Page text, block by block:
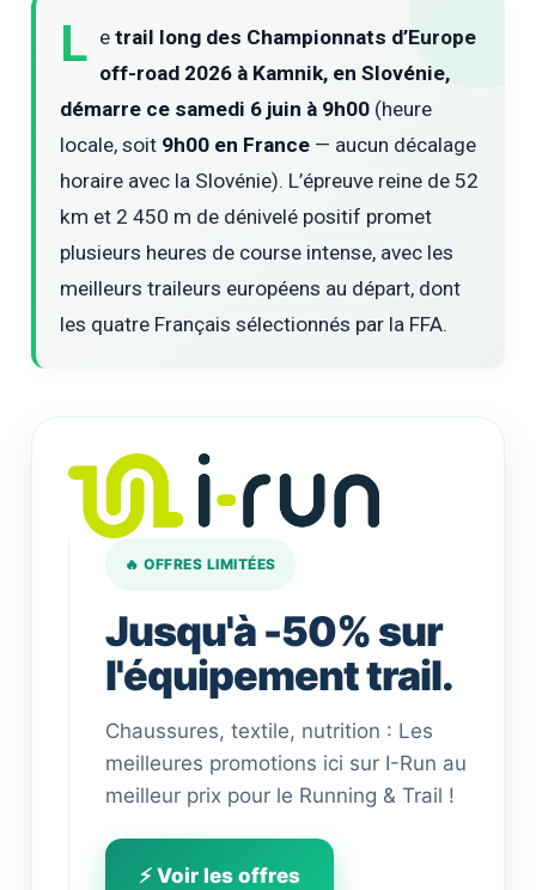
L etrail long des Championnats d’Europe
off-road 2026 à Kamnik, en Slovénie,
démarre ce samedi 6 juin à 9h00 (heure
locale, soit 9h00 en France — aucun décalage
horaire avec la Slovénie). L’épreuve reine de 52
km et 2 450 m de dénivelé positif promet
plusieurs heures de course intense, avec les
meilleurs traileurs européens au départ, dont
les quatre Français sélectionnés par la FFA.
🔥 OFFRES LIMITÉES
Jusqu'à -50% sur
l'équipement trail.
Chaussures, textile, nutrition : Les
meilleures promotions ici sur I-Run au
meilleur prix pour le Running & Trail !
⚡ Voir les offres